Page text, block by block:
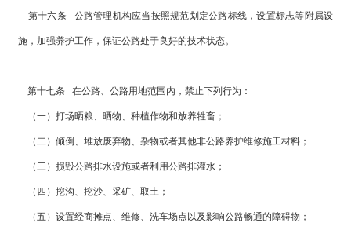
第十六条 公路管理机构应当按照规范划定公路标线，设置标志等附属设
施，加强养护工作，保证公路处于良好的技术状态。
第十七条 在公路、公路用地范围内，禁止下列行为：
（一）打场晒粮、晒物、种植作物和放养牲畜；
（二）倾倒、堆放废弃物、杂物或者其他非公路养护维修施工材料；
（三）损毁公路排水设施或者利用公路排灌水；
（四）挖沟、挖沙、采矿、取土；
（五）设置经商摊点、维修、洗车场点以及影响公路畅通的障碍物；